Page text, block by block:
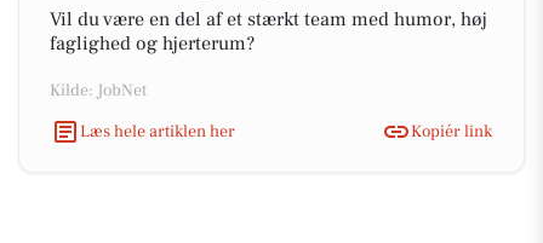
Vil du være en del af et stærkt team med humor, høj
faglighed og hjerterum?
Kilde: JobNet
Læs hele artiklen her
Kopiér link